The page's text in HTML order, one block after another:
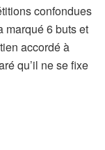
confondues
marqué 6 buts et
accordé à
qu’il ne se fixe